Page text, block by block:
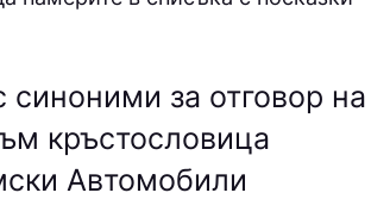
синоними за отговор на
кръстословица
Автомобили